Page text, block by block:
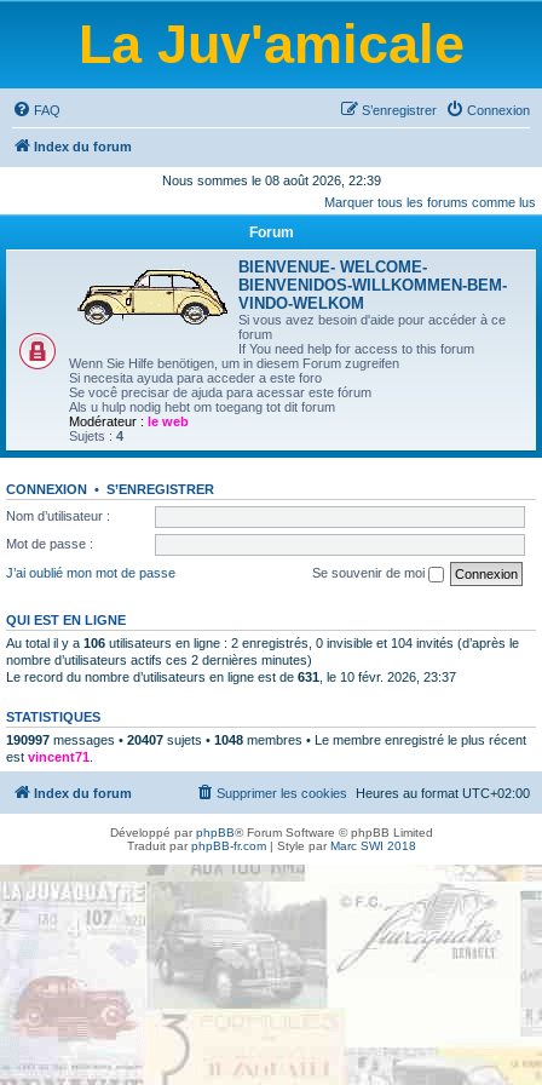
La Juv'amicale
FAQ Connexion
S’enregistrer
Index du forum
Nous sommes le 08 août 2026, 22:39
Marquer tous les forums comme lus
Forum
BIENVENUE- WELCOME-
BIENVENIDOS-WILLKOMMEN-BEM-
VINDO-WELKOM
Si vous avez besoin d'aide pour accéder à ce
forum
If You need help for access to this forum
Wenn Sie Hilfe benötigen, um in diesem Forum zugreifen
Si necesita ayuda para acceder a este foro
Se você precisar de ajuda para acessar este fórum
Als u hulp nodig hebt om toegang tot dit forum
Modérateur : le web
Sujets : 4
CONNEXION • S’ENREGISTRER
Nom d’utilisateur :
Mot de passe :
J’ai oublié mon mot de passe
Se souvenir de moi
QUI EST EN LIGNE
Au total il y a 106 utilisateurs en ligne : 2 enregistrés, 0 invisible et 104 invités (d’après le
nombre d’utilisateurs actifs ces 2 dernières minutes)
Le record du nombre d’utilisateurs en ligne est de 631 , le 10 févr. 2026, 23:37
STATISTIQUES
190997 messages • 20407 sujets • 1048 membres • Le membre enregistré le plus récent
est vincent71
Index du forum Heures au format UTC+02:00
Supprimer les cookies
Développé parphpBB® Forum Software © phpBB Limited
Traduit parphpBB-fr.com| Style parMarc SWI 2018